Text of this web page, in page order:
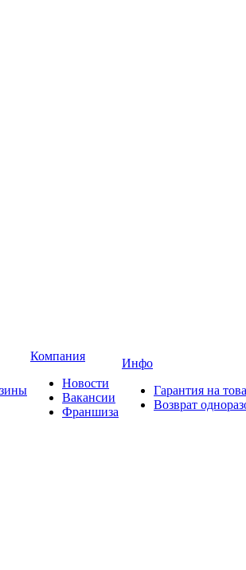
Компания
Новости
Вакансии
Франшиза
Инфо
Гарантия на
Возврат